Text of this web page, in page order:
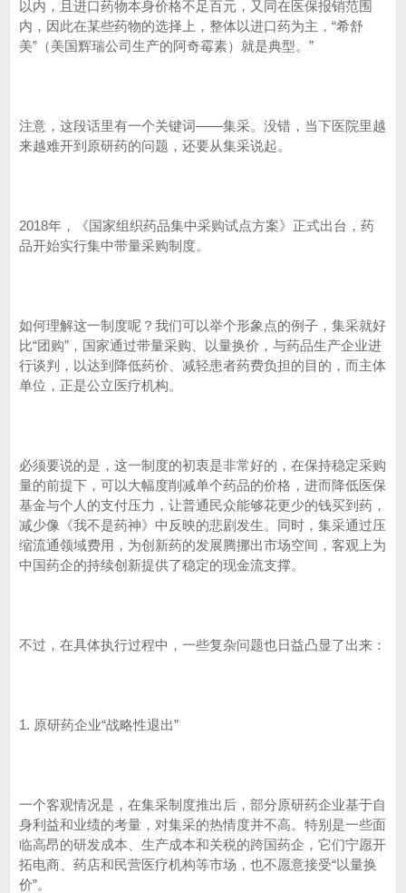
以内，且进口药物本身价格不足百元，又同在医保报销范围
内，因此在某些药物的选择上，整体以进口药为主，“希舒
美”（美国辉瑞公司生产的阿奇霉素）就是典型。”
注意，这段话里有一个关键词——集采。没错，当下医院里越
来越难开到原研药的问题，还要从集采说起。
2018年，《国家组织药品集中采购试点方案》正式出台，药
品开始实行集中带量采购制度。
如何理解这一制度呢？我们可以举个形象点的例子，集采就好
比“团购”，国家通过带量采购、以量换价，与药品生产企业进
行谈判，以达到降低药价、减轻患者药费负担的目的，而主体
单位，正是公立医疗机构。
必须要说的是，这一制度的初衷是非常好的，在保持稳定采购
量的前提下，可以大幅度削减单个药品的价格，进而降低医保
基金与个人的支付压力，让普通民众能够花更少的钱买到药，
减少像《我不是药神》中反映的悲剧发生。同时，集采通过压
缩流通领域费用，为创新药的发展腾挪出市场空间，客观上为
中国药企的持续创新提供了稳定的现金流支撑。
不过，在具体执行过程中，一些复杂问题也日益凸显了出来：
1. 原研药企业“战略性退出”
一个客观情况是，在集采制度推出后，部分原研药企业基于自
身利益和业绩的考量，对集采的热情度并不高。特别是一些面
临高昂的研发成本、生产成本和关税的跨国药企，它们宁愿开
拓电商、药店和民营医疗机构等市场，也不愿意接受“以量换
价”。